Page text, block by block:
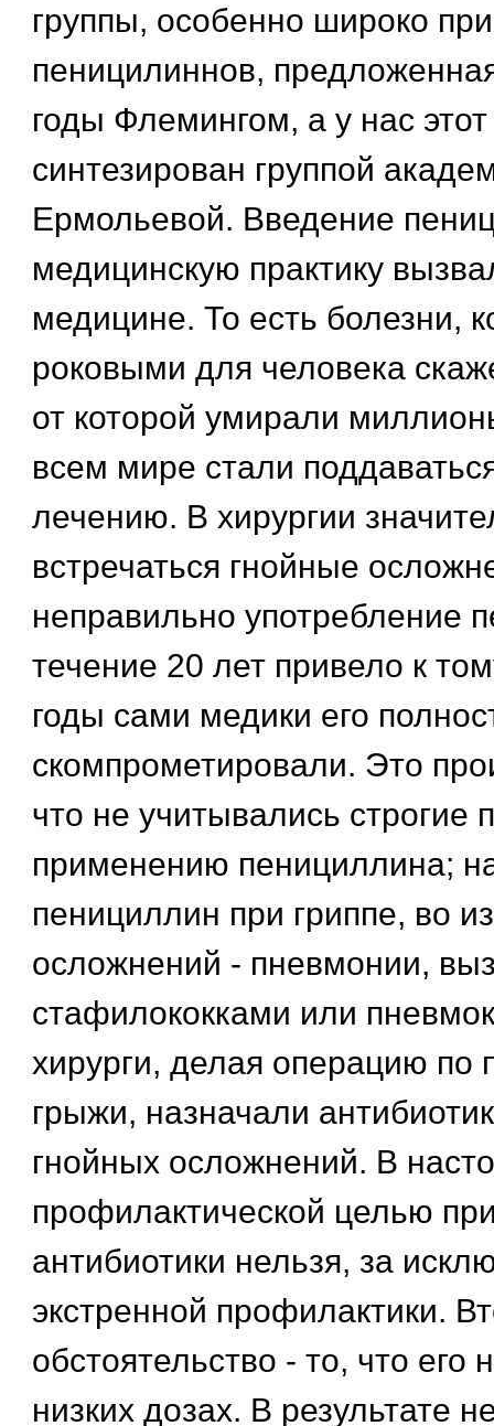
группы, особенно широко
пеницилиннов,
годы Флемингом, а у нас
синтезирован группой
Ермольевой. Введение
медицинскую практику
медицине. То есть болезни,
роковыми для человека
от которой умирали
всем мире стали
лечению. В хирургии
встречаться гнойные
неправильно употребление
течение 20 лет привело к
годы сами медики его
скомпрометировали. Это
что не учитывались строгие
применению пенициллина;
пенициллин при гриппе, во
осложнений - пневмонии,
стафилококками или
хирурги, делая операцию по
грыжи, назначали
гнойных осложнений. В
профилактической целью
антибиотики нельзя, за
экстренной профилактики.
обстоятельство - то, что его
низких дозах. В результате